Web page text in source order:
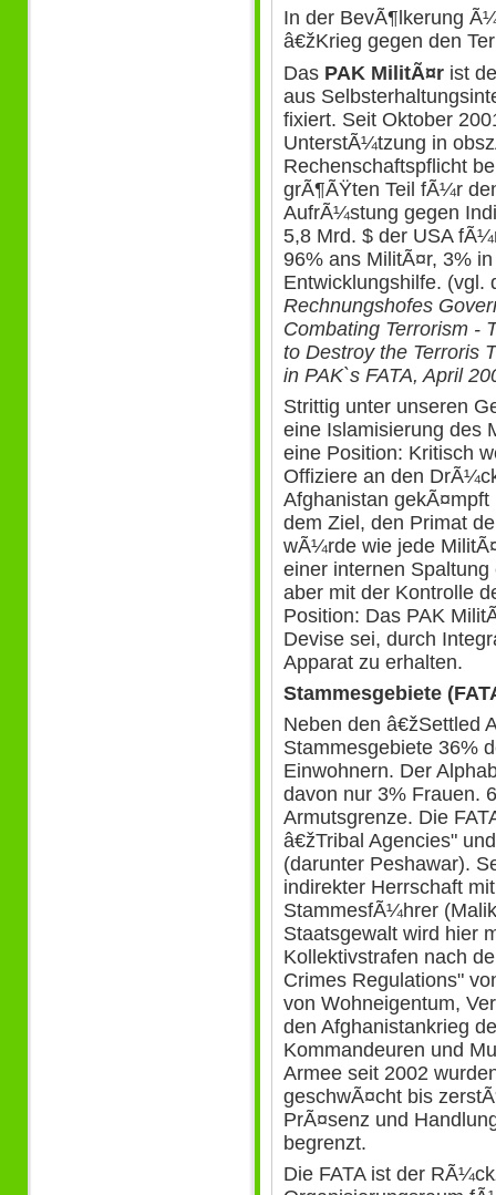
In der BevÃ¶lkerung
â€žKrieg gegen den
Das PAK MilitÃ¤r ist
aus
fixiert. Seit Oktober
UnterstÃ¼tzung in
Rechenschaftspflicht
grÃ¶ÃŸten Teil fÃ¼r
AufrÃ¼stung gegen
5,8 Mrd. $ der USA
96% ans MilitÃ¤r, 3%
Entwicklungshilfe. (vgl.
Rechnungshofes
Combating Terrorism -
to Destroy the Terroris
in PAK`s FATA, April
Strittig unter unseren
eine Islamisierung des
eine Position: Kritisch
Offiziere an den
Afghanistan
dem Ziel, den Primat
wÃ¼rde wie jede
einer internen
aber mit der Kontrolle
Position: Das PAK
Devise sei, durch
Apparat zu erhalten.
Stammesgebiete
Neben den â€žSettled
Stammesgebiete 36%
Einwohnern. Der
davon nur 3% Frauen.
Armutsgrenze. Die
â€žTribal Agencies"
(darunter Peshawar).
indirekter Herrschaft
StammesfÃ¼hrer
Staatsgewalt wird hier
Kollektivstrafen nach
Crimes Regulations"
von Wohneigentum,
den Afghanistankrieg
Kommandeuren und
Armee seit 2002
geschwÃ¤cht bis
PrÃ¤senz und
begrenzt.
Die FATA ist der